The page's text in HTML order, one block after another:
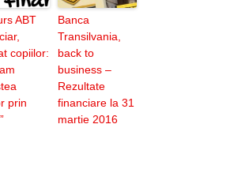
ABT
copiilor:
prin
Banca
Transilvania,
back to
business –
Rezultate
financiare la 31
martie 2016